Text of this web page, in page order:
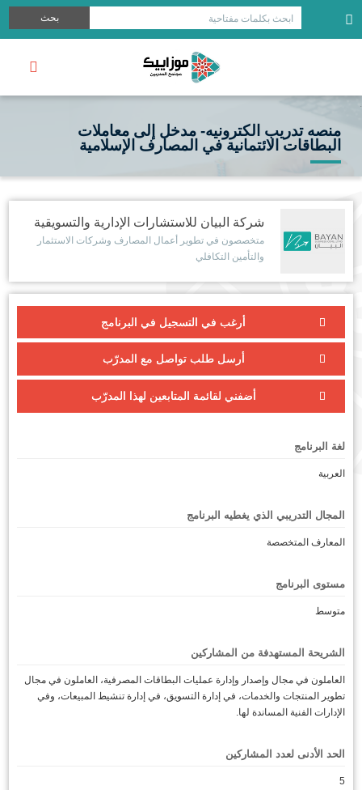
ابحث بكلمات مفتاحية بحث
منصه تدريب الكترونيه- مدخل إلى معاملات
البطاقات الائتمانية في المصارف الإسلامية
شركة البيان للاستشارات الإدارية والتسويقية
متخصصون في تطوير أعمال المصارف وشركات الاستثمار
والتأمين التكافلي
أرغب في التسجيل في البرنامج
أرسل طلب تواصل مع المدرّب
أضفني لقائمة المتابعين لهذا المدرّب
لغة البرنامج
العربية
المجال التدريبي الذي يغطيه البرنامج
المعارف المتخصصة
مستوى البرنامج
متوسط
الشريحة المستهدفة من المشاركين
العاملون في مجال وإصدار وإدارة عمليات البطاقات المصرفية، العاملون في مجال
تطوير المنتجات والخدمات، في إدارة التسويق، في إدارة تنشيط المبيعات، وفي
الإدارات الفنية المساندة لها.
الحد الأدنى لعدد المشاركين
5